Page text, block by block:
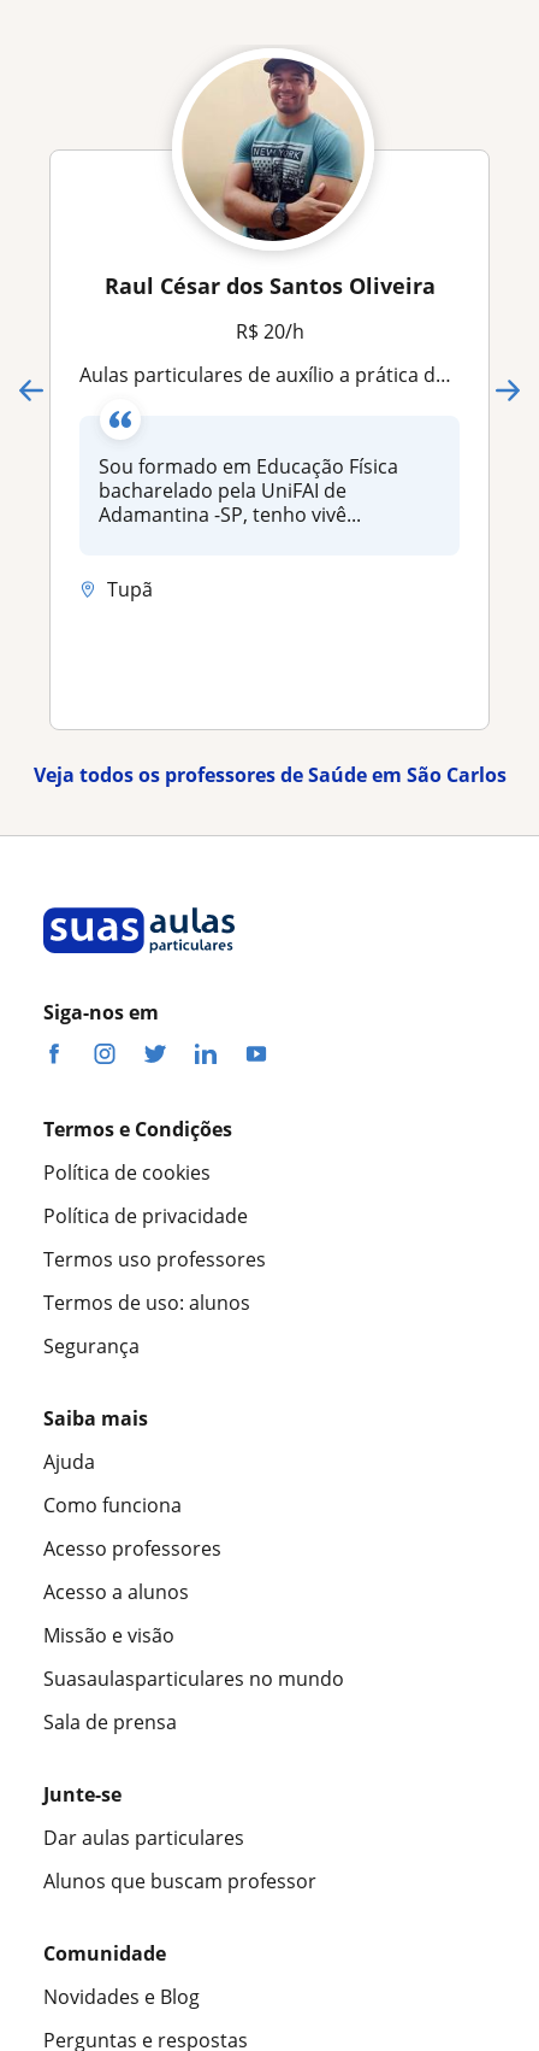
Raul César dos Santos Oliveira
R$ 20/h
Aulas particulares de auxílio a prática de exercícios físicos, melhoria da saúde e bem-estar e qualidade de vida
Sou formado em Educação Física
bacharelado pela UniFAI de
Adamantina -SP, tenho vivê...
Tupã
Veja todos os professores de Saúde em São Carlos
Siga-nos em
Termos e Condições
Política de cookies
Política de privacidade
Termos uso professores
Termos de uso: alunos
Segurança
Saiba mais
Ajuda
Como funciona
Acesso professores
Acesso a alunos
Missão e visão
Suasaulasparticulares no mundo
Sala de prensa
Junte-se
Dar aulas particulares
Alunos que buscam professor
Comunidade
Novidades e Blog
Perguntas e respostas